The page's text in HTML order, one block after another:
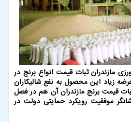
مازندران ثبات قیمت انواع برنج در
زیاد این محصول به نفع شالیكاران
قیمت برنج مازندران آن هم در فصل
موفقیت رویكرد حمایتی دولت در